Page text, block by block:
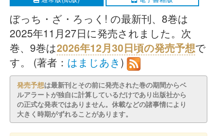
ぼっち・ざ・ろっく! の最新刊、8巻は
2025年11月27日に発売されました。次
巻、9巻は2026年12月30日頃の発売予想で
す。 (著者： はまじあき )
発売予想は最新刊とその前に発売された巻の期間からベ
ルアラートが独自に計算しているだけであり出版社から
の正式な発表ではありません。休載などの諸事情により
大きく時期がずれることがあります。